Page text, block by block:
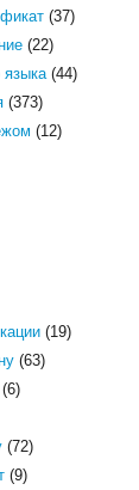
(37)
(22)
языка(44)
(373)
(12)
(19)
(63)
(72)
(9)